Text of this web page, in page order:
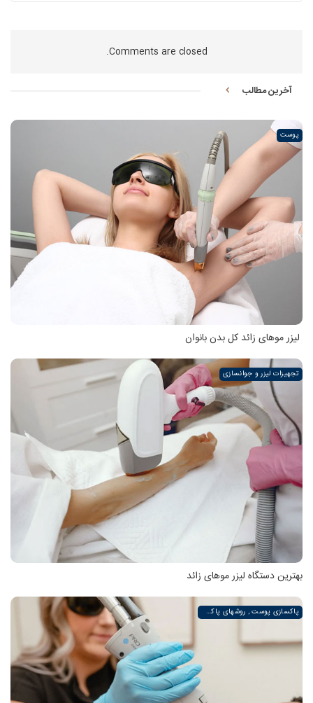
Comments are closed.
آخرین مطالب
پوست
لیزر موهای زائد کل بدن بانوان
تجهیزات لیزر و جوانسازی
بهترین دستگاه لیزر موهای زائد
پاکسازی پوست , روشهای پاکسازی پوست صورت و دست , پاکسازی انواع مختلف پوست | لیزر لند